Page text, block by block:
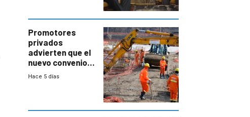
enorme
potencial
Promotores
privados
advierten que el
nuevo convenio
de la
a revisar
Hace 5 días